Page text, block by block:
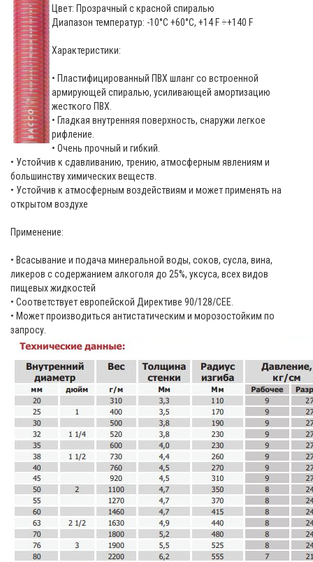
Цвет: Прозрачный с красной спиралью
Диапазон температур: -10°С +60°С, +14 F ÷+140 F
Характеристики:
• Пластифицированный ПВХ шланг со встроенной
армирующей спиралью, усиливающей амортизацию
жесткого ПВХ.
• Гладкая внутренняя поверхность, снаружи легкое
рифление.
• Очень прочный и гибкий.
• Устойчив к сдавливанию, трению, атмосферным явлениям и
большинству химических веществ.
• Устойчив к атмосферным воздействиям и может применять на
открытом воздухе
Применение:
• Всасывание и подача минеральной воды, соков, сусла, вина,
ликеров с содержанием алкоголя до 25%, уксуса, всех видов
пищевых жидкостей
• Соответствует европейской Директиве 90/128/СЕЕ.
• Может производиться антистатическим и морозостойким по
запросу.